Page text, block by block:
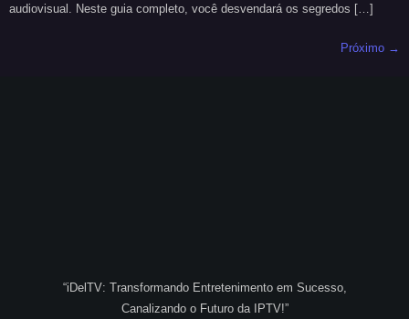
audiovisual. Neste guia completo, você desvendará os segredos […]
Próximo →
“iDelTV: Transformando Entretenimento em Sucesso,
Canalizando o Futuro da IPTV!”